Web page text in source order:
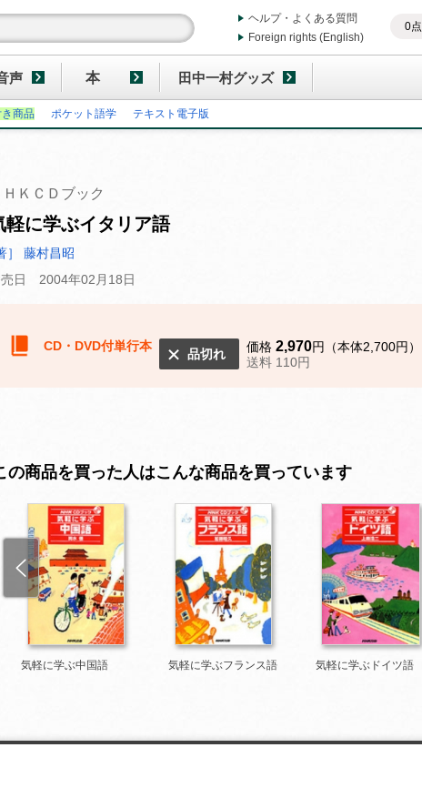
0点
ヘルプ・よくある質問
Foreign rights (English)
声 本 田中一村グッズ
商品 ポケット語学 テキスト電子版
ＨＫＣＤブック
軽に学ぶイタリア語
］ 藤村昌昭
日 2004年02月18日
CD・DVD付単行本
品切れ 価格 2,970円（本体2,700円）
送料 110円
の商品を買った人はこんな商品を買っています
気軽に学ぶ中国語 気軽に学ぶフランス語 気軽に学ぶドイツ語